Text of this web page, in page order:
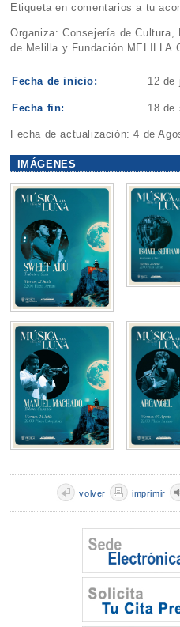
Etiqueta en comentarios a tu
Organiza: Consejería de
de Melilla y Fundación MELILLA
Fecha de inicio: 12 de
Fecha fin: 18 de
Fecha de actualización: 4 de
IMÁGENES
imprimir
volver